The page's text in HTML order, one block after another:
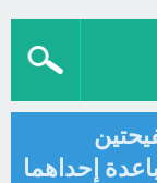
إحداهما